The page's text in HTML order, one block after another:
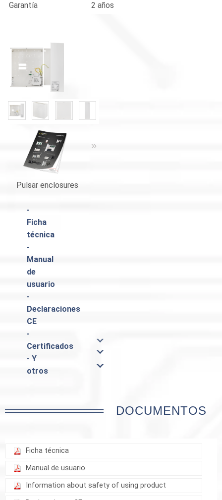
Garantía 2 años
Pulsar enclosures
»
-
Ficha
técnica
-
Manual
de
usuario
-
Declaraciones
CE
-
Certificados
- Y
otros
DOCUMENTOS
Ficha técnica
Manual de usuario
Information about safety of using product